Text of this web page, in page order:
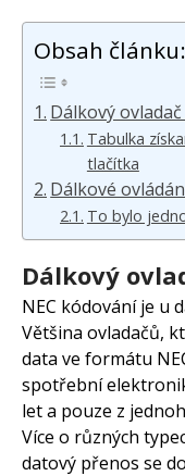
Obsah článku:
Dálkový
Tabulka
tlačítka
Dálkové
To bylo
Dálkový
NEC kódování je u
Většina ovladačů,
data ve formátu
spotřební
let a pouze z
Více o různých
datový přenos se